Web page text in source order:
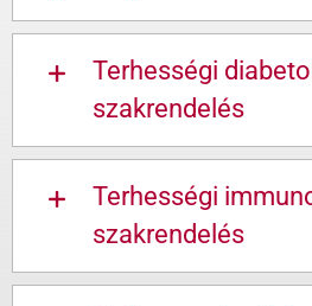
Terhességi
szakrendelés
Terhességi
szakrendelés